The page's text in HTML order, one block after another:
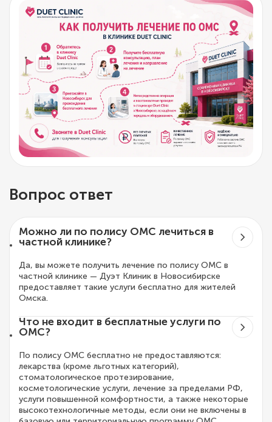
Вопрос ответ
Можно ли по полису ОМС лечиться в
частной клинике?
Да, вы можете получить лечение по полису ОМС в
частной клинике — Дуэт Клиник в Новосибирске
предоставляет такие услуги бесплатно для жителей
Омска.
Что не входит в бесплатные услуги по
ОМС?
По полису ОМС бесплатно не предоставляются:
лекарства (кроме льготных категорий),
стоматологическое протезирование,
косметологические услуги, лечение за пределами РФ,
услуги повышенной комфортности, а также некоторые
высокотехнологичные методы, если они не включены в